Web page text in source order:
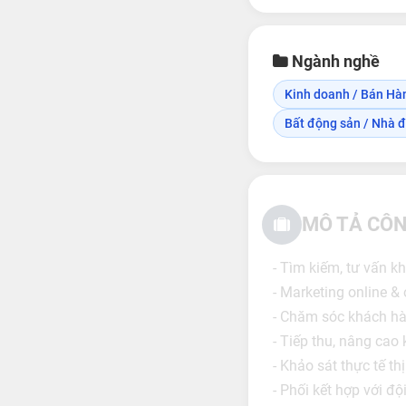
Ngành nghề
Kinh doanh / Bán
Bất động sản / Nhà
MÔ TẢ
- Tìm kiếm, tư vấn
- Marketing online
- Chăm sóc khách
- Tiếp thu, nâng
- Khảo sát thực tế
- Phối kết hợp với